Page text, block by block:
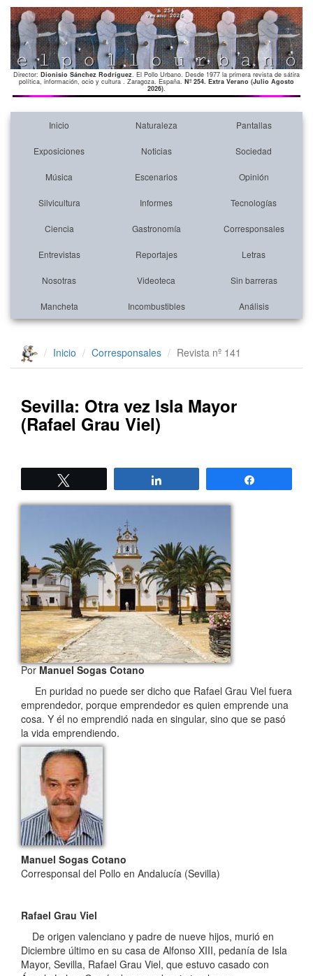
Director: Dionisio Sánchez Rodríguez. El Pollo Urbano. Desde 1977 la primera revista de sátira
política, información, ocio y cultura . Zaragoza. España. Nº 254. Extra Verano (Julio Agosto
2026).
Inicio Naturaleza Pantallas
Exposiciones Noticias Sociedad
Música Escenarios Opinión
Silvicultura Informes Tecnologías
Ciencia Gastronomía Corresponsales
Entrevistas Reportajes Letras
Nosotras Videoteca Sin barreras
Mancheta Incombustibles Análisis
Inicio Corresponsales Revista nº 141
Sevilla: Otra vez Isla Mayor
(Rafael Grau Viel)
PorManuel Sogas Cotano
En puridad no puede ser dicho que Rafael Grau Viel fuera
emprendedor, porque emprendedor es quien emprende una
cosa. Y él no emprendió nada en singular, sino que se pasó
la vida emprendiendo.
Manuel Sogas Cotano
Corresponsal del Pollo en Andalucía (Sevilla)
Rafael Grau Viel
De origen valenciano y padre de nueve hijos, murió en
Diciembre último en su casa de Alfonso XIII, pedanía de Isla
Mayor, Sevilla, Rafael Grau Viel, que estuvo casado con